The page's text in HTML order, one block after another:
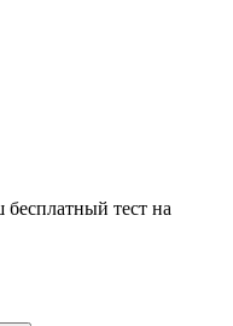
тест на